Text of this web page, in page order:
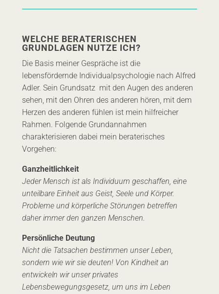
WELCHE BERATERISCHEN
GRUNDLAGEN NUTZE ICH?
Die Basis meiner Gespräche ist die
lebensfördernde Individualpsychologie nach Alfred
Adler. Sein Grundsatz mit den Augen des anderen
sehen, mit den Ohren des anderen hören, mit dem
Herzen des anderen fühlen ist mein hilfreicher
Rahmen. Folgende Grundannahmen
charakterisieren dabei mein beraterisches
Vorgehen:
Ganzheitlichkeit
Jeder Mensch ist als Individuum geschaffen, eine
unteilbare Einheit aus Geist, Seele und Körper.
Probleme und körperliche Störungen betreffen
daher immer den ganzen Menschen.
Persönliche Deutung
Nicht die Tatsachen bestimmen unser Leben,
sondern wie wir sie deuten! Von Kindheit an
entwickeln wir unser privates
Lebensbewegungsgesetz, um uns im Leben